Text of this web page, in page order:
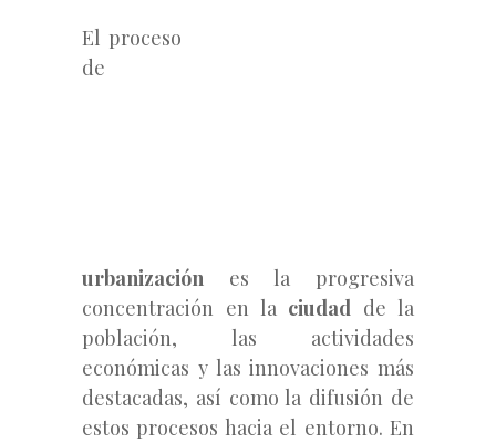
El proceso
de
urbanización es la progresiva
concentración en la ciudad de la
población, las actividades
económicas y las innovaciones más
destacadas, así como la difusión de
estos procesos hacia el entorno. En